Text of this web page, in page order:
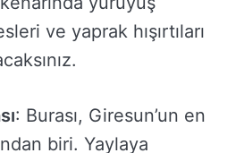
ve yaprak hışırtıları
: Burası, Giresun’un en
biri. Yaylaya